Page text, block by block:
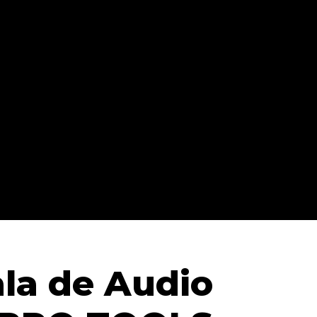
de Audio